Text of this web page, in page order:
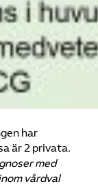
har
är 2 privata.
med
vårdval